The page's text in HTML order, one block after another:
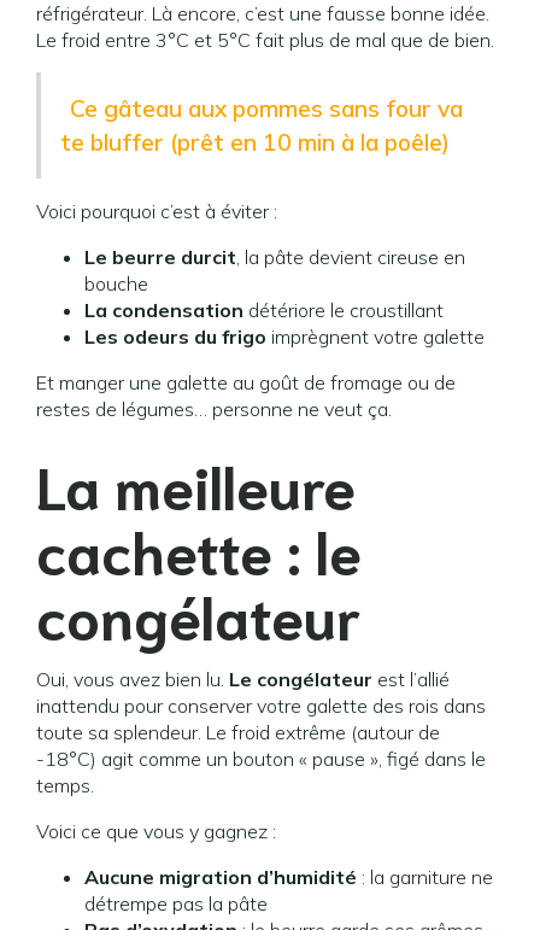
réfrigérateur. Là encore, c’est une fausse bonne idée.
Le froid entre 3°C et 5°C fait plus de mal que de bien.
Ce gâteau aux pommes sans four va
te bluffer (prêt en 10 min à la poêle)
Voici pourquoi c’est à éviter :
Le beurre durcit, la pâte devient cireuse en
bouche
La condensation détériore le croustillant
Les odeurs du frigo imprègnent votre galette
Et manger une galette au goût de fromage ou de
restes de légumes… personne ne veut ça.
La meilleure
cachette : le
congélateur
Oui, vous avez bien lu. Le congélateur est l’allié
inattendu pour conserver votre galette des rois dans
toute sa splendeur. Le froid extrême (autour de
-18°C) agit comme un bouton « pause », figé dans le
temps.
Voici ce que vous y gagnez :
Aucune migration d’humidité : la garniture ne
détrempe pas la pâte